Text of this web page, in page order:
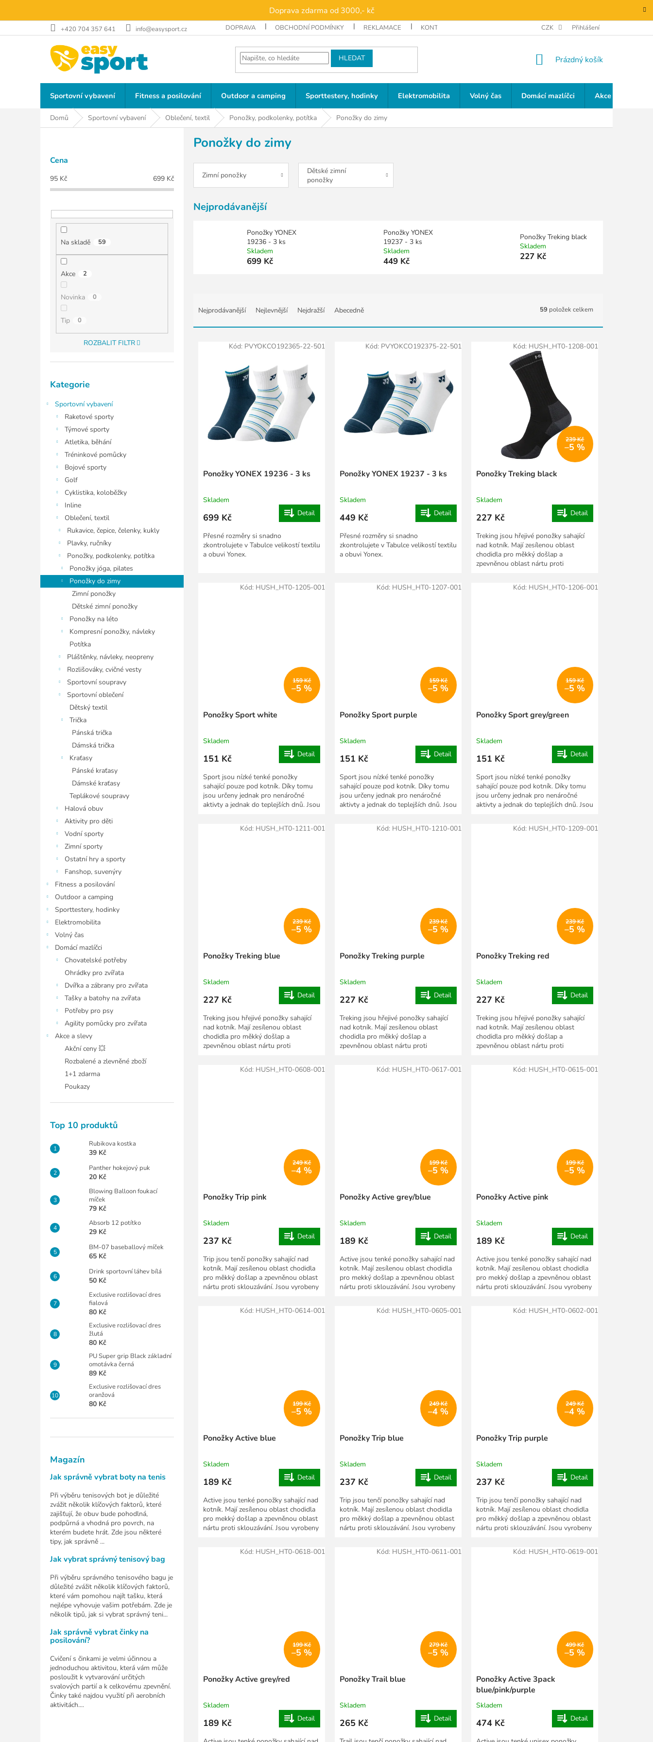
obsah
Doprava zdarma od 3000,- kč
+420 704 357 641 info@easysport.cz DOPRAVA OBCHODNÍ PODMÍNKY REKLAMACE KONTAKTY CZK Přihlášení
HLEDAT
NÁKUPNÍ
Prázdný košík
Sportovní vybavení Fitness a posilování Outdoor a camping Sporttestery, hodinky Elektromobilita Volný čas Domácí mazlíčci Akce a slevy
Domů Sportovní vybavení Oblečení, textil Ponožky, podkolenky, potítka Ponožky do zimy
P
Cena
95 Kč 699 Kč
Na skladě 59
Akce 2
Novinka 0
Tip 0
ROZBALIT FILTR
kategorie
Kategorie
Sportovní vybavení
Raketové sporty
Týmové sporty
Atletika, běhání
Tréninkové pomůcky
Bojové sporty
Golf
Cyklistika, koloběžky
Inline
Oblečení, textil
Rukavice, čepice, čelenky, kukly
Plavky, ručníky
Ponožky, podkolenky, potítka
Ponožky jóga, pilates
Ponožky do zimy
Zimní ponožky
Dětské zimní ponožky
Ponožky na léto
Kompresní ponožky, návleky
Potítka
Pláštěnky, návleky, neopreny
Rozlišováky, cvičné vesty
Sportovní soupravy
Sportovní oblečení
Dětský textil
Trička
Pánská trička
Dámská trička
Kraťasy
Pánské kraťasy
Dámské kraťasy
Teplákové soupravy
Halová obuv
Aktivity pro děti
Vodní sporty
Zimní sporty
Ostatní hry a sporty
Fanshop, suvenýry
Fitness a posilování
Outdoor a camping
Sporttestery, hodinky
Elektromobilita
Volný čas
Domácí mazlíčci
Chovatelské potřeby
Ohrádky pro zvířata
Dvířka a zábrany pro zvířata
Tašky a batohy na zvířata
Potřeby pro psy
Agility pomůcky pro zvířata
Akce a slevy
Akční ceny 💥
Rozbalené a zlevněné zboží
1+1 zdarma
Poukazy
Top 10 produktů
Rubikova kostka
39 Kč
Panther hokejový puk
20 Kč
Blowing Balloon foukací
míček
79 Kč
Absorb 12 potítko
29 Kč
BM-07 baseballový míček
65 Kč
Drink sportovní láhev bílá
50 Kč
Exclusive rozlišovací dres
fialová
80 Kč
Exclusive rozlišovací dres
žlutá
80 Kč
PU Super grip Black základní
omotávka černá
89 Kč
Exclusive rozlišovací dres
oranžová
80 Kč
Magazín
Jak správně vybrat boty na tenis
Při výběru tenisových bot je důležité
zvážit několik klíčových faktorů, které
zajišťují, že obuv bude pohodlná,
podpůrná a vhodná pro povrch, na
kterém budete hrát. Zde jsou některé
tipy, jak správně ...
Jak vybrat správný tenisový bag
Při výběru správného tenisového bagu je
důležité zvážit několik klíčových faktorů,
které vám pomohou najít tašku, která
nejlépe vyhovuje vašim potřebám. Zde je
několik tipů, jak si vybrat správný teni...
Jak správně vybrat činky na
posilování?
Cvičení s činkami je velmi účinnou a
jednoduchou aktivitou, která vám může
posloužit k vytvarování určitých
svalových partií a k celkovému zpevnění.
Činky také najdou využití při aerobních
aktivitách....
Ponožky do zimy
Zimní ponožky
Dětské zimní
ponožky
Nejprodávanější
Ponožky YONEX
19236 - 3 ks
Skladem
699 Kč
Ponožky YONEX
19237 - 3 ks
Skladem
449 Kč
Ponožky Treking black
Skladem
227 Kč
e
Nejprodávanější Nejlevnější Nejdražší Abecedně 59 položek celkem
Ponožky YONEX 19236 - 3 ks
Skladem
699 Kč Detail
Přesné rozměry si snadno
zkontrolujete v Tabulce velikostí textilu
a obuvi Yonex.
Kód: PVYOKCO192365-22-501
Ponožky YONEX 19237 - 3 ks
Skladem
449 Kč Detail
Přesné rozměry si snadno
zkontrolujete v Tabulce velikostí textilu
a obuvi Yonex.
Kód: PVYOKCO192375-22-501
239 Kč
–5 %
Ponožky Treking black
Skladem
227 Kč Detail
Treking jsou hřejivé ponožky sahající
nad kotník. Mají zesílenou oblast
chodidla pro měkký došlap a
zpevněnou oblast nártu proti
Kód: HUSH_HT0-1208-001
159 Kč
–5 %
Ponožky Sport white
Skladem
151 Kč Detail
Sport jsou nízké tenké ponožky
sahající pouze pod kotník. Díky tomu
jsou určeny jednak pro nenáročné
aktivty a jednak do teplejších dnů. Jsou
Kód: HUSH_HT0-1205-001
159 Kč
–5 %
Ponožky Sport purple
Skladem
151 Kč Detail
Sport jsou nízké tenké ponožky
sahající pouze pod kotník. Díky tomu
jsou určeny jednak pro nenáročné
aktivty a jednak do teplejších dnů. Jsou
Kód: HUSH_HT0-1207-001
159 Kč
–5 %
Ponožky Sport grey/green
Skladem
151 Kč Detail
Sport jsou nízké tenké ponožky
sahající pouze pod kotník. Díky tomu
jsou určeny jednak pro nenáročné
aktivty a jednak do teplejších dnů. Jsou
Kód: HUSH_HT0-1206-001
239 Kč
–5 %
Ponožky Treking blue
Skladem
227 Kč Detail
Treking jsou hřejivé ponožky sahající
nad kotník. Mají zesílenou oblast
chodidla pro měkký došlap a
zpevněnou oblast nártu proti
Kód: HUSH_HT0-1211-001
239 Kč
–5 %
Ponožky Treking purple
Skladem
227 Kč Detail
Treking jsou hřejivé ponožky sahající
nad kotník. Mají zesílenou oblast
chodidla pro měkký došlap a
zpevněnou oblast nártu proti
Kód: HUSH_HT0-1210-001
239 Kč
–5 %
Ponožky Treking red
Skladem
227 Kč Detail
Treking jsou hřejivé ponožky sahající
nad kotník. Mají zesílenou oblast
chodidla pro měkký došlap a
zpevněnou oblast nártu proti
Kód: HUSH_HT0-1209-001
249 Kč
–4 %
Ponožky Trip pink
Skladem
237 Kč Detail
Trip jsou tenčí ponožky sahající nad
kotník. Mají zesílenou oblast chodidla
pro měkký došlap a zpevněnou oblast
nártu proti sklouzávání. Jsou vyrobeny
Kód: HUSH_HT0-0608-001
199 Kč
–5 %
Ponožky Active grey/blue
Skladem
189 Kč Detail
Active jsou tenké ponožky sahající nad
kotník. Mají zesílenou oblast chodidla
pro mekký došlap a zpevněnou oblast
nártu proti sklouzávání. Jsou vyrobeny
Kód: HUSH_HT0-0617-001
199 Kč
–5 %
Ponožky Active pink
Skladem
189 Kč Detail
Active jsou tenké ponožky sahající nad
kotník. Mají zesílenou oblast chodidla
pro mekký došlap a zpevněnou oblast
nártu proti sklouzávání. Jsou vyrobeny
Kód: HUSH_HT0-0615-001
199 Kč
–5 %
Ponožky Active blue
Skladem
189 Kč Detail
Active jsou tenké ponožky sahající nad
kotník. Mají zesílenou oblast chodidla
pro mekký došlap a zpevněnou oblast
nártu proti sklouzávání. Jsou vyrobeny
Kód: HUSH_HT0-0614-001
249 Kč
–4 %
Ponožky Trip blue
Skladem
237 Kč Detail
Trip jsou tenčí ponožky sahající nad
kotník. Mají zesílenou oblast chodidla
pro měkký došlap a zpevněnou oblast
nártu proti sklouzávání. Jsou vyrobeny
Kód: HUSH_HT0-0605-001
249 Kč
–4 %
Ponožky Trip purple
Skladem
237 Kč Detail
Trip jsou tenčí ponožky sahající nad
kotník. Mají zesílenou oblast chodidla
pro měkký došlap a zpevněnou oblast
nártu proti sklouzávání. Jsou vyrobeny
Kód: HUSH_HT0-0602-001
199 Kč
–5 %
Ponožky Active grey/red
Skladem
189 Kč Detail
Kód: HUSH_HT0-0618-001
279 Kč
–5 %
Ponožky Trail blue
Skladem
265 Kč Detail
Kód: HUSH_HT0-0611-001
499 Kč
–5 %
Ponožky Active 3pack
blue/pink/purple
Skladem
474 Kč Detail
Kód: HUSH_HT0-0619-001